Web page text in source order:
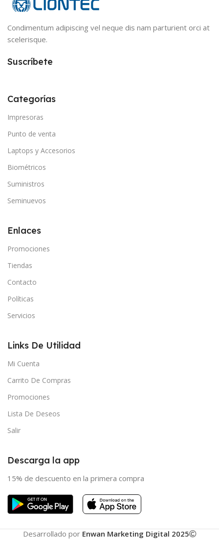
Condimentum adipiscing vel neque dis nam parturient orci at
scelerisque.
Suscríbete
Categorías
Impresoras
Punto de venta
Laptops y Accesorios
Biométricos
Suministros
Seminuevos
Enlaces
Promociones
Tiendas
Contacto
Políticas
Servicios
Links De Utilidad
Mi Cuenta
Carrito De Compras
Promociones
Lista De Deseos
Salir
Descarga la app
15% de descuento en la primera compra
Desarrollado por Enwan Marketing Digital 2025